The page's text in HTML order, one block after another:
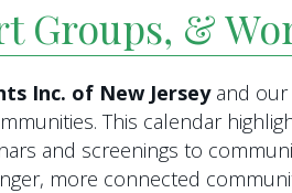
Groups, &
Inc. of New Jerseyand our
This calendar
and screenings to
more connected